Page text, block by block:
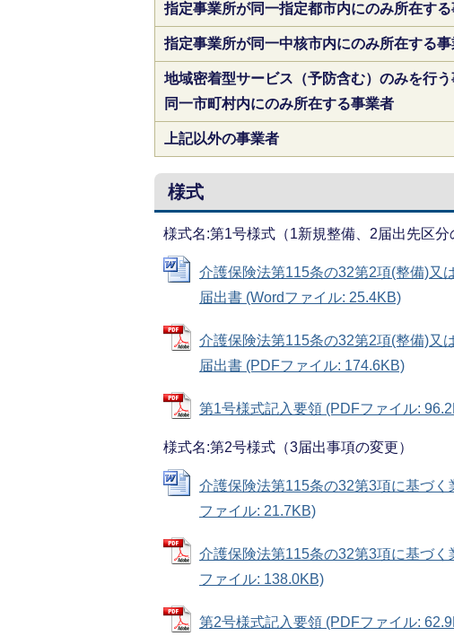
指定事業所が同一指定都市内にのみ所在す
指定事業所が同一中核市内にのみ所在する
地域密着型サービス（予防含む）のみを行
同一市町村内にのみ所在する事業者
上記以外の事業者
様式
様式名:第1号様式（1新規整備、2届出先区分
介護保険法第115条の32第2項(整備)又
届出書 (Wordファイル: 25.4KB)
介護保険法第115条の32第2項(整備)又
届出書 (PDFファイル: 174.6KB)
第1号様式記入要領 (PDFファイル:
様式名:第2号様式（3届出事項の変更）
介護保険法第115条の32第3項に基づ
ファイル: 21.7KB)
介護保険法第115条の32第3項に基づ
ファイル: 138.0KB)
第2号様式記入要領 (PDFファイル: